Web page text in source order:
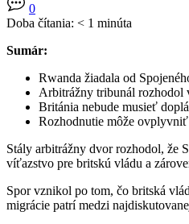
0
Doba čítania: < 1 minúta
Sumár:
Rwanda žiadala od
Arbitrážny tribunál rozhodol
Británia nebude musieť
Rozhodnutie môže
Stály arbitrážny dvor rozhodol, že
víťazstvo pre britskú vládu a
Spor vznikol po tom, čo britská
migrácie patrí medzi